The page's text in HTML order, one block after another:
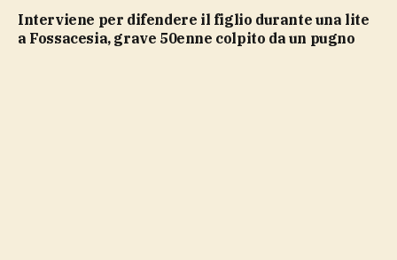
Interviene per difendere il figlio durante una lite
a Fossacesia, grave 50enne colpito da un pugno